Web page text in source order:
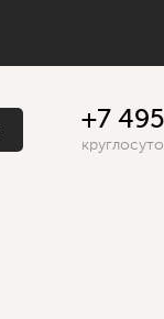
+7